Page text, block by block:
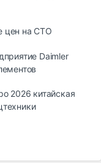
цен на СТО
Daimler
2026 китайская